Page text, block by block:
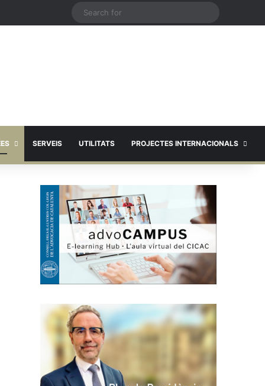
SERVEIS UTILITATS PROJECTES INTERNACIONALS